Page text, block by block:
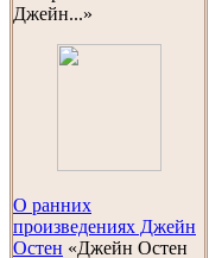
Джейн...»
О ранних
произведениях Джейн
Остен «Джейн Остен